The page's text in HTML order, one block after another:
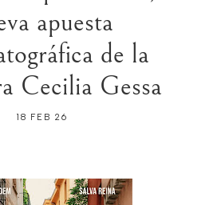
apuesta
de la
Cecilia Gessa
18 FEB 26